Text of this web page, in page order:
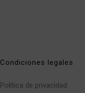
Condiciones legales
Política de privacidad